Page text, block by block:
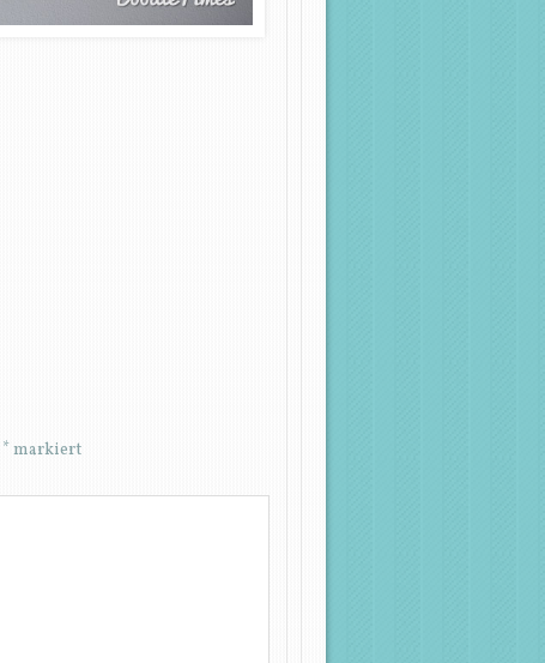
*markiert